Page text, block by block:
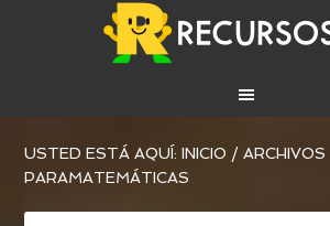
USTED ESTÁ AQUÍ:INICIO / ARCHIVOS
PARAMATEMÁTICAS